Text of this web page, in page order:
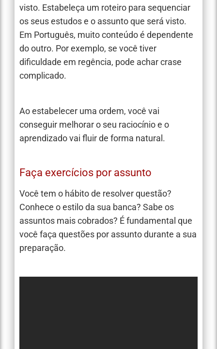
visto. Estabeleça um roteiro para sequenciar
os seus estudos e o assunto que será visto.
Em Português, muito conteúdo é dependente
do outro. Por exemplo, se você tiver
dificuldade em regência, pode achar crase
complicado.
Ao estabelecer uma ordem, você vai
conseguir melhorar o seu raciocínio e o
aprendizado vai fluir de forma natural.
Faça exercícios por assunto
Você tem o hábito de resolver questão?
Conhece o estilo da sua banca? Sabe os
assuntos mais cobrados? É fundamental que
você faça questões por assunto durante a sua
preparação.